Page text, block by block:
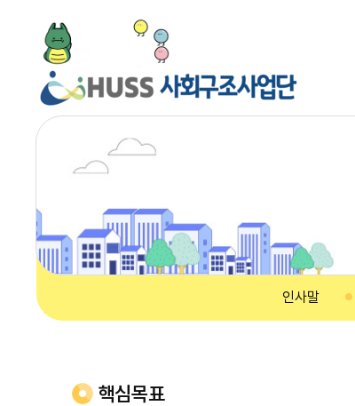
인사말
핵심목표